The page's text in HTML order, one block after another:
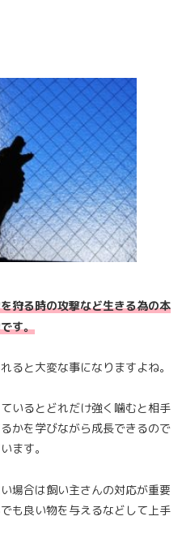
狩る時の攻撃など生きる為の本
す。
ると大変な事になりますよね。
いるとどれだけ強く噛むと相手
かを学びながら成長できるので
ます。
場合は飼い主さんの対応が重要
も良い物を与えるなどして上手